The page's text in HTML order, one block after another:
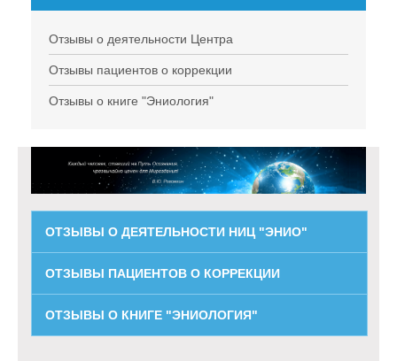
Отзывы о деятельности Центра
Отзывы пациентов о коррекции
Отзывы о книге "Эниология"
ОТЗЫВЫ О ДЕЯТЕЛЬНОСТИ НИЦ "ЭНИО"
ОТЗЫВЫ ПАЦИЕНТОВ О КОРРЕКЦИИ
ОТЗЫВЫ О КНИГЕ "ЭНИОЛОГИЯ"